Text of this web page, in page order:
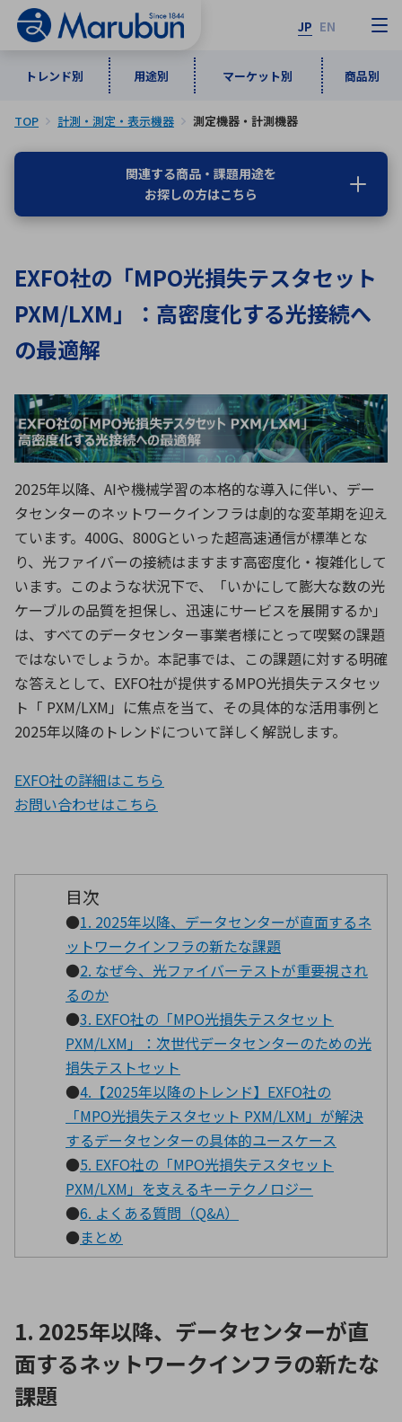
JP EN
トレンド別 用途別 マーケット別 商品別
トレンド別
インダストリアルDXソリューション
5G・Local 5G
ロボティクス（AI）
データセンタ・クラウド
ミリ波レーダー
ブログ｜ここから始まる最新技術
用途別
通信・ネットワーク
監視・セキュリティ
品質管理・検査
接着・接合
製品製造・加工
レーダ・衛星通信
照射
シミュレーター
半導体・電子部品小ロット
マーケット別
情報通信 宇宙・防衛
民生 医療
商品別
計測・測定・表示機器 検査・分析機器
ICTソリューション 組立・ロボティクス
レーザー・光学部品 組込コンピュータ
特定用途向け・その他 サービス
医療機器
メーカ一覧
な行
は行 ま行
や行
ら行
わ行
A B C
D
E
F G
H
I
J K
L
M
N O
P
R S
T
U
V W
X
Y
Z
検索
TOP 計測・測定・表示機器 測定機器・計測機器
関連する商品・課題用途を
お探しの方はこちら
EXFO社の「MPO光損失テスタセット
PXM/LXM」：高密度化する光接続へ
の最適解
2025年以降、AIや機械学習の本格的な導入に伴い、デー
タセンターのネットワークインフラは劇的な変革期を迎え
ています。400G、800Gといった超高速通信が標準とな
り、光ファイバーの接続はますます高密度化・複雑化して
います。このような状況下で、「いかにして膨大な数の光
ケーブルの品質を担保し、迅速にサービスを展開するか」
は、すべてのデータセンター事業者様にとって喫緊の課題
ではないでしょうか。本記事では、この課題に対する明確
な答えとして、EXFO社が提供するMPO光損失テスタセッ
ト「 PXM/LXM」に焦点を当て、その具体的な活用事例と
2025年以降のトレンドについて詳しく解説します。
EXFO社の詳細はこちら
お問い合わせはこちら
目次
●1. 2025年以降、データセンターが直面するネ
ットワークインフラの新たな課題
●2. なぜ今、光ファイバーテストが重要視され
るのか
●3. EXFO社の「MPO光損失テスタセット
PXM/LXM」：次世代データセンターのための光
損失テストセット
●4.【2025年以降のトレンド】EXFO社の
「MPO光損失テスタセット PXM/LXM」が解決
するデータセンターの具体的ユースケース
●5. EXFO社の「MPO光損失テスタセット
PXM/LXM」を支えるキーテクノロジー
●6. よくある質問（Q&A）
●まとめ
1. 2025年以降、データセンターが直
面するネットワークインフラの新たな
課題